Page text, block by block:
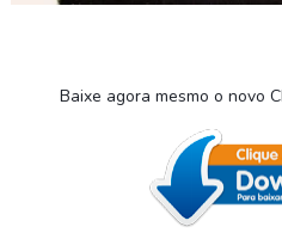
Baixe agora mesmo o novo